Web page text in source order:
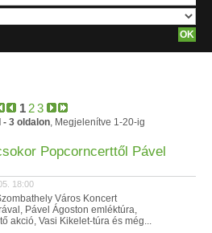
1 23
- 3 oldalon, Megjelenítve 1-20-ig
Popcorncerttől Pável
18:00
Város Koncert
Pável Ágoston emléktúra,
akció, Vasi Kikelet-túra és még...